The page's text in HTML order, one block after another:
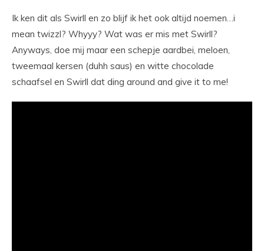
Ik ken dit als Swirll en zo blijf ik het ook altijd noemen…i
mean twizzl? Whyyy? Wat was er mis met Swirll?
Anyways, doe mij maar een schepje aardbei, meloen,
tweemaal kersen (duhh saus) en witte chocolade
schaafsel en Swirll dat ding around and give it to me!